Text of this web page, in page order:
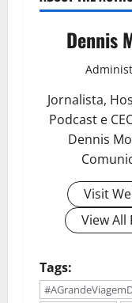
Dennis
Jornalista,
Podcast e
Dennis
Visit
View All
Tags: